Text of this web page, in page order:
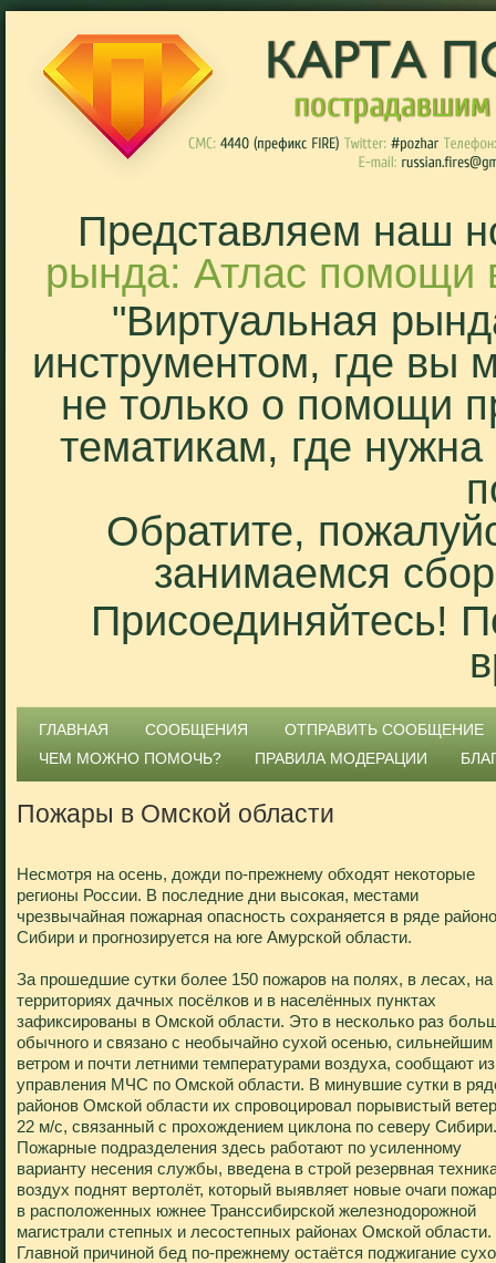
Представляем наш
рында: Атлас помощи
"Виртуальная
инструментом, где вы
не только о помощи
тематикам, где
Обратите,
занимаемся
Присоединяйтесь!
ГЛАВНАЯ СООБЩЕНИЯ
ОТПРАВИТЬ СООБЩЕНИЕ
ЧЕМ МОЖНО ПОМОЧЬ?
ПРАВИЛА МОДЕРАЦИИ
Пожары в Омской области
Несмотря на осень, дожди по-прежнему обходят некоторые
регионы России. В последние дни высокая, местами
чрезвычайная пожарная опасность сохраняется в ряде
Сибири и прогнозируется на юге Амурской области.
За прошедшие сутки более 150 пожаров на полях, в лесах, на
территориях дачных посёлков и в населённых пунктах
зафиксированы в Омской области. Это в несколько раз
обычного и связано с необычайно сухой осенью, сильнейшим
ветром и почти летними температурами воздуха, сообщают из
управления МЧС по Омской области. В минувшие сутки в
районов Омской области их спровоцировал порывистый
22 м/с, связанный с прохождением циклона по северу Сибири.
Пожарные подразделения здесь работают по усиленному
варианту несения службы, введена в строй резервная
воздух поднят вертолёт, который выявляет новые очаги
в расположенных южнее Транссибирской железнодорожной
магистрали степных и лесостепных районах Омской области.
Главной причиной бед по-прежнему остаётся поджигание